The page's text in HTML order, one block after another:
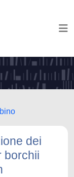
dei
borchii